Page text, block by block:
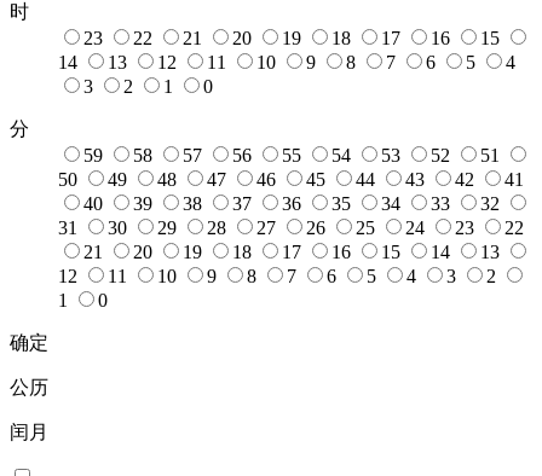
时
23
22 21 20 19 18 17 16
15
14
13 12 11 10 9 8 7 6 5
4
3
2 1 0
分
59
58 57 56 55 54 53 52
51
50
49 48 47 46 45 44 43 42
41
40
39 38 37 36 35 34 33
32
31
30 29 28 27 26 25 24 23
22
21
20 19 18 17 16 15 14
13
12
11 10 9 8 7 6 5 4 3
2
1
0
确定
公历
闰月